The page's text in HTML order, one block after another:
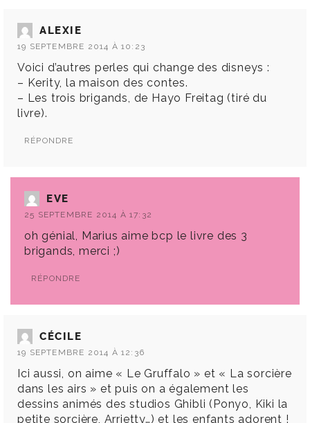
ALEXIE
19 SEPTEMBRE 2014 À 10:23
Voici d’autres perles qui change des disneys :
– Kerity, la maison des contes.
– Les trois brigands, de Hayo Freitag (tiré du
livre).
RÉPONDRE
EVE
25 SEPTEMBRE 2014 À 17:32
oh génial, Marius aime bcp le livre des 3
brigands, merci ;)
RÉPONDRE
CÉCILE
19 SEPTEMBRE 2014 À 12:36
Ici aussi, on aime « Le Gruffalo » et « La sorcière
dans les airs » et puis on a également les
dessins animés des studios Ghibli (Ponyo, Kiki la
petite sorcière, Arrietty…) et les enfants adorent !